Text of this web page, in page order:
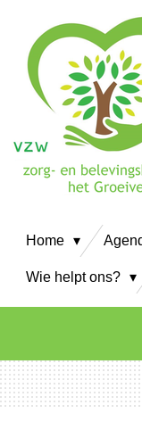
Home
Wie helpt ons?